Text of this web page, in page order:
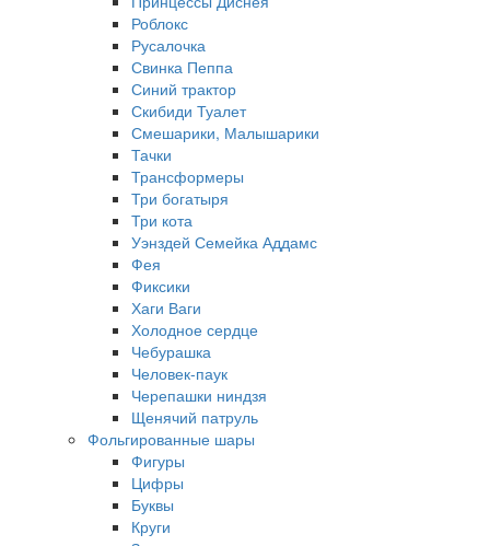
Роблокс
Русалочка
Свинка Пеппа
Синий трактор
Скибиди Туалет
Смешарики, Малышарики
Тачки
Трансформеры
Три богатыря
Три кота
Уэнздей Семейка Аддамс
Фея
Фиксики
Хаги Ваги
Холодное сердце
Чебурашка
Человек-паук
Черепашки ниндзя
Щенячий патруль
Фольгированные шары
Фигуры
Цифры
Буквы
Круги